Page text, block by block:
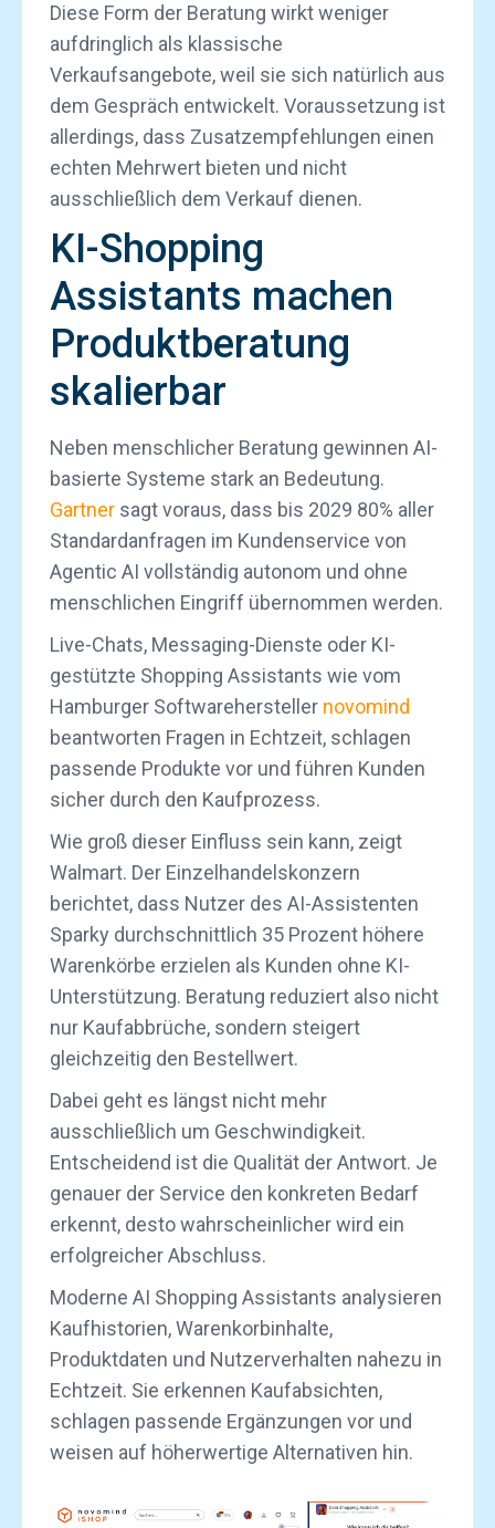
Diese Form der Beratung wirkt weniger
aufdringlich als klassische
Verkaufsangebote, weil sie sich natürlich aus
dem Gespräch entwickelt. Voraussetzung ist
allerdings, dass Zusatzempfehlungen einen
echten Mehrwert bieten und nicht
ausschließlich dem Verkauf dienen.
KI-Shopping
Assistants machen
Produktberatung
skalierbar
Neben menschlicher Beratung gewinnen AI-
basierte Systeme stark an Bedeutung.
Gartner sagt voraus, dass bis 2029 80% aller
Standardanfragen im Kundenservice von
Agentic AI vollständig autonom und ohne
menschlichen Eingriff übernommen werden.
Live-Chats, Messaging-Dienste oder KI-
gestützte Shopping Assistants wie vom
Hamburger Softwarehersteller novomind
beantworten Fragen in Echtzeit, schlagen
passende Produkte vor und führen Kunden
sicher durch den Kaufprozess.
Wie groß dieser Einfluss sein kann, zeigt
Walmart. Der Einzelhandelskonzern
berichtet, dass Nutzer des AI-Assistenten
Sparky durchschnittlich 35 Prozent höhere
Warenkörbe erzielen als Kunden ohne KI-
Unterstützung. Beratung reduziert also nicht
nur Kaufabbrüche, sondern steigert
gleichzeitig den Bestellwert.
Dabei geht es längst nicht mehr
ausschließlich um Geschwindigkeit.
Entscheidend ist die Qualität der Antwort. Je
genauer der Service den konkreten Bedarf
erkennt, desto wahrscheinlicher wird ein
erfolgreicher Abschluss.
Moderne AI Shopping Assistants analysieren
Kaufhistorien, Warenkorbinhalte,
Produktdaten und Nutzerverhalten nahezu in
Echtzeit. Sie erkennen Kaufabsichten,
schlagen passende Ergänzungen vor und
weisen auf höherwertige Alternativen hin.